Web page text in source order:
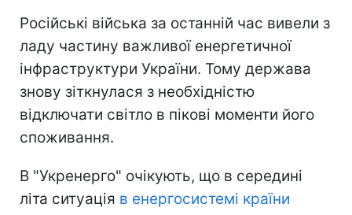
Російські війська за останній час вивели з
ладу частину важливої енергетичної
інфраструктури України. Тому держава
знову зіткнулася з необхідністю
відключати світло в пікові моменти його
споживання.
В "Укренерго" очікують, що в середині
літа ситуація в енергосистемі країни